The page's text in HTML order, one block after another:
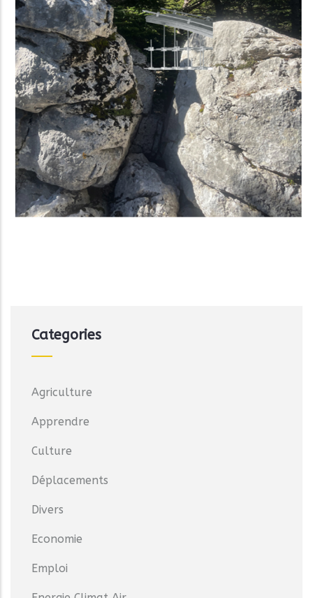
Categories
Agriculture
Apprendre
Culture
Déplacements
Divers
Economie
Emploi